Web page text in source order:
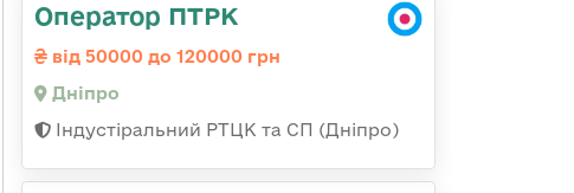
Оператор ПТРК
від 50000 до 120000 грн
Дніпро
Індустіральний РТЦК та СП (Дніпро)